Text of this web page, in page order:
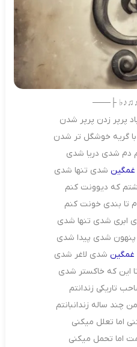
───┤
پرپر زدن پرپر شدن
گریه خوشگل تر شدن
دم شدی دریا شدی
غمگین شدی تنها شدی
که دیوونت کنم
تا بندی خونت کنم
ابری شدی تنها شدی
شدی پیدا شدی
غمگین شدی لاغر شدی
این که خاکستر شدی
تاریکی زندانتم
چند ساله زندانبانتم
اما تعلل میکنی
اما تحمل میکنی